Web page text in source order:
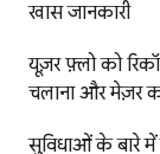
खास जानकारी
यूज़र फ़्लो को
चलानाऔर मेज़र
सुविधाओं के बारे में